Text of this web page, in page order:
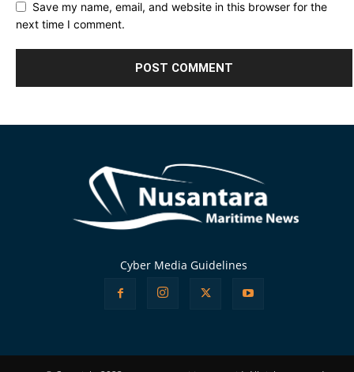
Save my name, email, and website in this browser for the
next time I comment.
Cyber Media Guidelines